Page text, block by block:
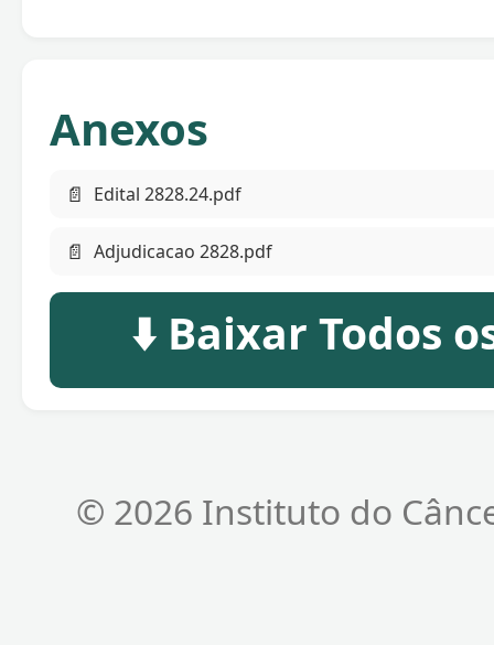
Anexos
📄 Edital 2828.24.pdf
📄 Adjudicacao 2828.pdf
⬇️ Baixar Todos
© 2026 Instituto do